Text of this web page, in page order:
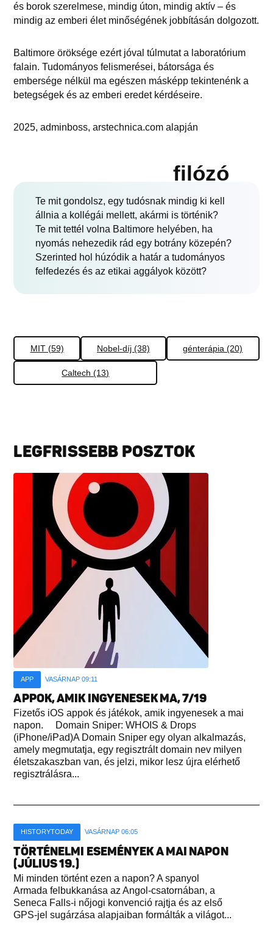
és borok szerelmese, mindig úton, mindig aktív – és
mindig az emberi élet minőségének jobbításán dolgozott.
Baltimore öröksége ezért jóval túlmutat a laboratórium
falain. Tudományos felismerései, bátorsága és
embersége nélkül ma egészen másképp tekintenénk a
betegségek és az emberi eredet kérdéseire.
2025, adminboss, arstechnica.com alapján
filózó
Te mit gondolsz, egy tudósnak mindig ki kell
állnia a kollégái mellett, akármi is történik?
Te mit tettél volna Baltimore helyében, ha
nyomás nehezedik rád egy botrány közepén?
Szerinted hol húzódik a határ a tudományos
felfedezés és az etikai aggályok között?
MIT (59) Nobel-díj (38) génterápia (20)
Caltech (13)
LEGFRISSEBB POSZTOK
APP VASÁRNAP 09:11
APPOK, AMIK INGYENESEK MA, 7/19
Fizetős iOS appok és játékok, amik ingyenesek a mai
napon. Domain Sniper: WHOIS & Drops
(iPhone/iPad)A Domain Sniper egy olyan alkalmazás,
amely megmutatja, egy regisztrált domain nev milyen
életszakaszban van, és jelzi, mikor lesz újra elérhető
regisztrálásra...
HISTORYTODAY VASÁRNAP 06:05
TÖRTÉNELMI ESEMÉNYEK A MAI NAPON
(JÚLIUS 19.)
Mi minden történt ezen a napon? A spanyol
Armada felbukkanása az Angol-csatornában, a
Seneca Falls-i nőjogi konvenció rajtja és az első
GPS-jel sugárzása alapjaiban formálták a világot...